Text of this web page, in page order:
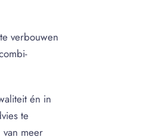
verbouwen
én in
te
van meer